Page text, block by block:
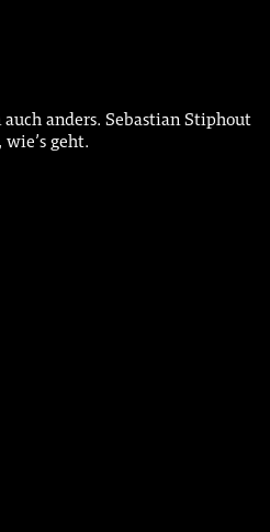
anders. Sebastian Stiphout
wie’s geht.